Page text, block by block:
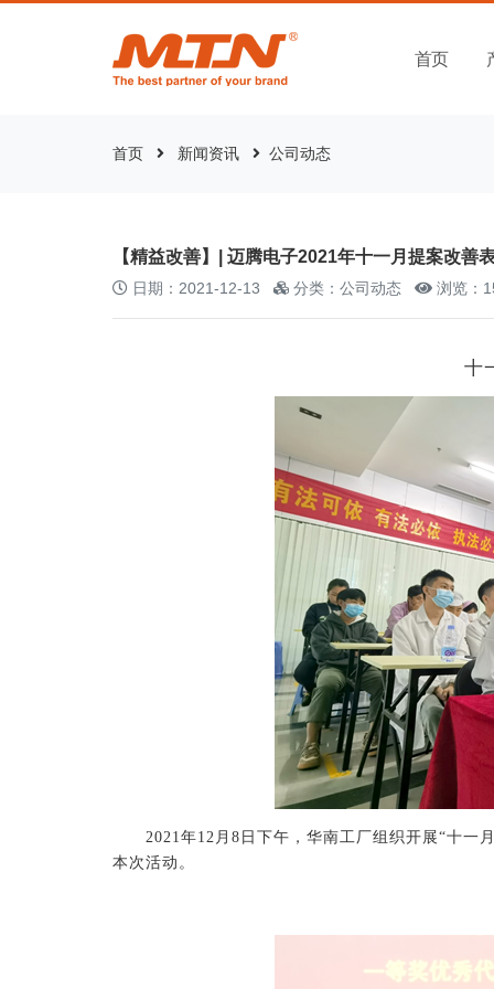
首页
首页 新闻资讯 公司动态
【精益改善】| 迈腾电子2021年十一月提案改善
日期：2021-12-13 分类：公司动态 浏览：
十
2021年12月8日下午，华南工厂组织开展“十一
本次活动。